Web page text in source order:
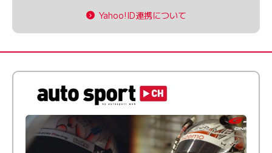
Yahoo!ID連携について